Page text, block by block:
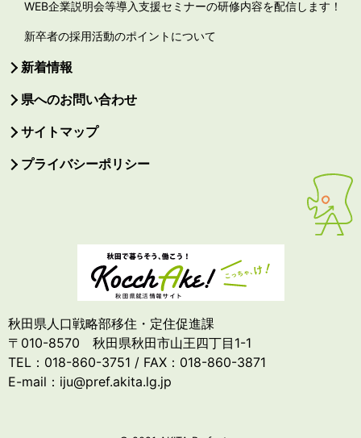
WEB企業説明会等導入支援セミナーの研修内容を配信します！
新卒者の採用活動のポイントについて
新着情報
県へのお問い合わせ
サイトマップ
プライバシーポリシー
秋田県人口戦略部移住・定住促進課
〒010-8570 秋田県秋田市山王四丁目1-1
TEL：018-860-3751 / FAX：018-860-3871
E-mail：iju@pref.akita.lg.jp